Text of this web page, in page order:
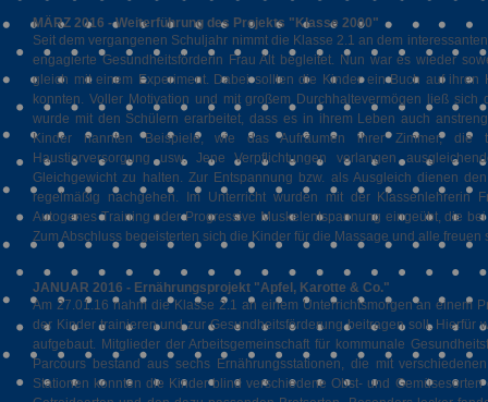
MÄRZ 2016 - Weiterführung des Projekts "Klasse 2000"
Seit dem vergangenen Schuljahr nimmt die Klasse 2.1 an dem
engagierte Gesundheitsförderin Frau Alt begleitet. Nun war es wieder
gleich mit einem Experiment. Dabei sollten die Kinder ein Buch auf
konnten. Voller Motivation und mit großem Durchhaltevermögen ließ
wurde mit den Schülern erarbeitet, dass es in ihrem Leben auch
Kinder nannten Beispiele, wie das Aufräumen ihrer Zimmer, die
Haustierversorgung usw. Jene Verpflichtungen verlangen
Gleichgewicht zu halten. Zur Entspannung bzw. als Ausgleich dienen
regelmäßig nachgehen. Im Unterricht wurden mit der Klassenlehrerin
Autogenes Training oder Progressive Muskelentspannung eingeübt, die
Zum Abschluss begeisterten sich die Kinder für die Massage und alle
JANUAR 2016 - Ernährungsprojekt "Apfel, Karotte & Co."
Am 27.01.16 nahm die Klasse 2.1 an einem Unterrichtsmorgen an einem
der Kinder trainieren und zur Gesundheitsförderung beitragen soll. Hierfür
aufgebaut. Mitglieder der Arbeitsgemeinschaft für kommunale
Parcours bestand aus sechs Ernährungsstationen, die mit
Stationen konnten die Kinder blind verschiedene Obst- und